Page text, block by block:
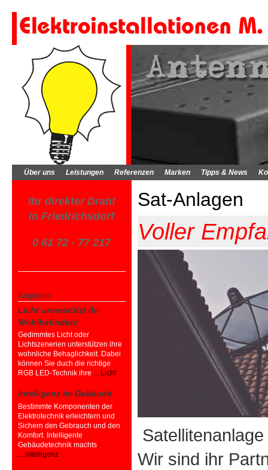
Über uns Leistungen Referenzen Marken Tipps & News
Ihr direkter Draht
in Friedrichsdorf
0 61 72 - 77 217
Angebote
Licht unterstützt ihr
Wohlbefinden!
Gedimmtes Licht oder
Lichtszenerien unterstützen ihre
wohnliche Behaglichkeit. Dabei
können Sie duch die richtige
RGB LED-Technik ihre ... Licht
Intelligenz im Gebäude
Bestimmte Komponenten der
Elektrotechnik erleichtern und
Sichern den Gebrauch und den
Komfort. Intelligente
Gebäudetechnik machts
... intelligenz
Sat-Anlagen
Voller
Wir sind ihr